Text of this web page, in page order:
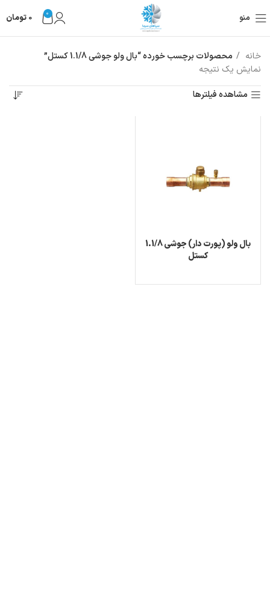
منو 0
0 تومان
خانه
محصولات برچسب خورده “بال ولو جوشی 1.1/8 کستل”
نمایش یک نتیجه
مشاهده فیلترها
بال ولو (پورت دار) جوشی 1.1/8
کستل